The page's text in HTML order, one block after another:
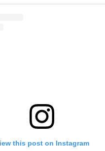
this post on Instagram